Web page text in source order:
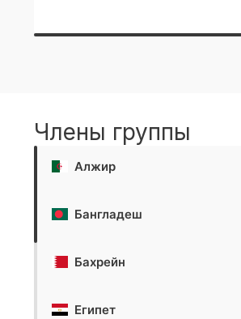
Члены группы
Алжир
Бангладеш
Бахрейн
Египет